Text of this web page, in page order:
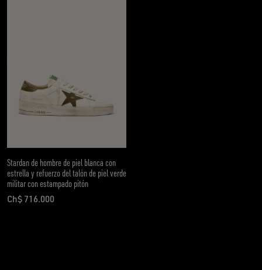
Stardan de hombre de piel blanca con
estrella y refuerzo del talón de piel verde
militar con estampado pitón
Ch$ 716.000
precio actual Ch$ 716.000